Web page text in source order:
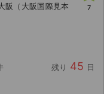
（大阪国際見本
残り 45 日
7